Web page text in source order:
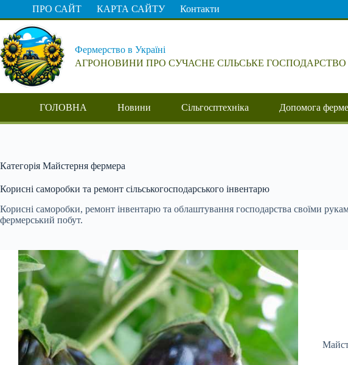
Перейти
вмісту
ПРО САЙТ КАРТА САЙТУ Контакти
Фермерство в Україні
АГРОНОВИНИ ПРО СУЧАСНЕ СІЛЬСЬКЕ ГОСПОДАРСТВО
ГОЛОВНА Новини Сільгосптехніка Допомога
Категорія Майстерня фермера
Корисні саморобки та ремонт сільськогосподарського інвентарю
Корисні саморобки, ремонт інвентарю та облаштування господарства своїми
фермерський побут.